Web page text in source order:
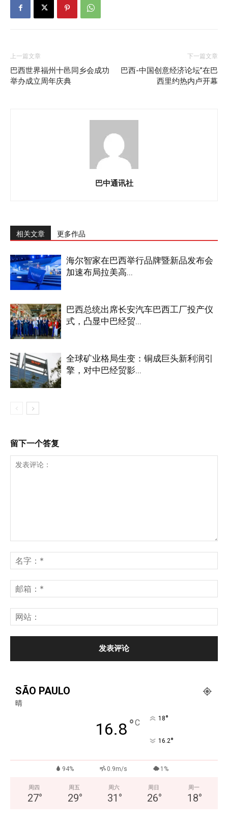
上一篇文章
巴西世界福州十邑同乡会成功
举办成立周年庆典
下一篇文章
巴西-中国创意经济论坛”在巴
西里约热内卢开幕
巴中通讯社
相关文章 更多作品
海尔智家在巴西举行品牌暨新品发布会
加速布局拉美高...
巴西总统出席长安汽车巴西工厂投产仪
式，凸显中巴经贸...
全球矿业格局生变：铜成巨头新利润引
擎，对中巴经贸影...
留下一个答复
SÃO PAULO
晴
16.8°C 18°
16.2°
94% 0.9m/s 1%
周四
27°
周五
29°
周六
31 °
周日
26°
周一
18°